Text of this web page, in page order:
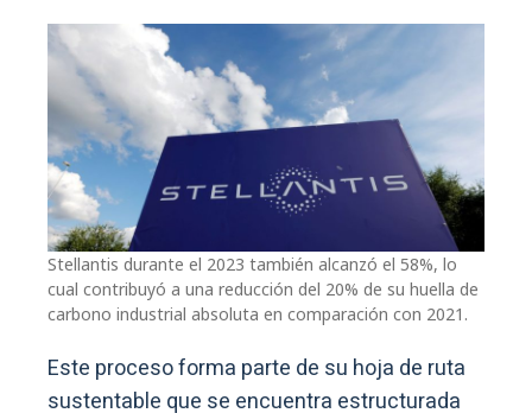
Stellantis durante el 2023 también alcanzó el 58%, lo
cual contribuyó a una reducción del 20% de su huella de
carbono industrial absoluta en comparación con 2021.
Este proceso forma parte de su hoja de ruta
sustentable que se encuentra estructurada